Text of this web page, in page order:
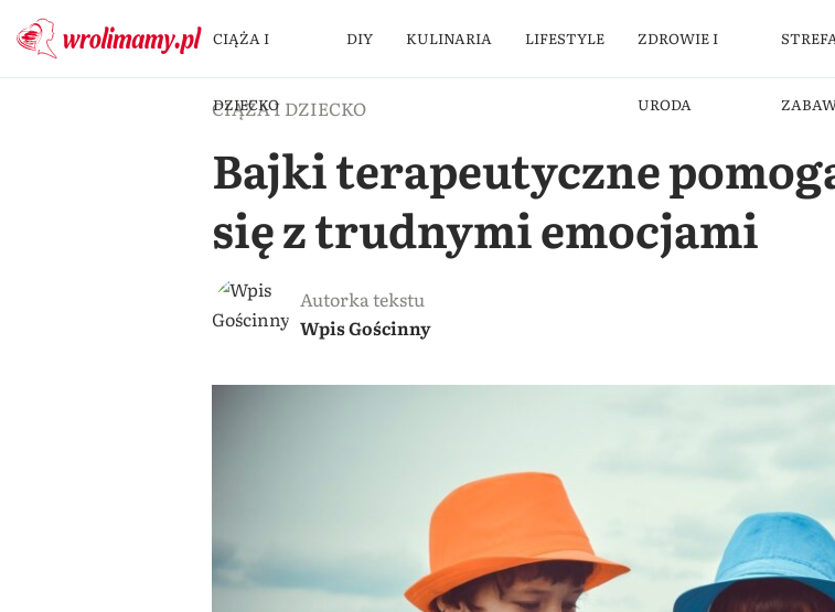
CIĄŻA I
DZIECKO
DIY KULINARIA LIFESTYLE ZDROWIE I
URODA
CIĄŻA I DZIECKO
Bajki terapeutyczne
się z trudnymi emocjami
Autorka tekstu
Wpis Gościnny